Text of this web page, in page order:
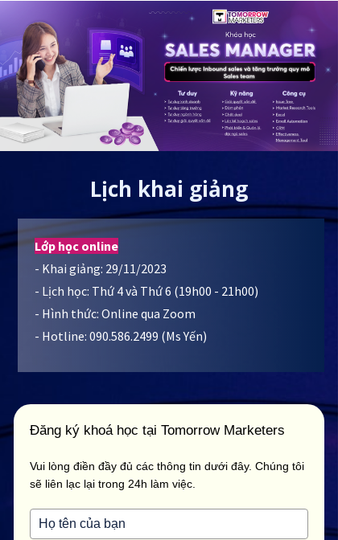
Lịch khai giảng
Lớp học online
- Khai giảng: 29/11/2023
- Lịch học: Thứ 4 và Thứ 6 (19h00 - 21h00)
- Hình thức: Online qua Zoom
- Hotline: 090.586.2499 (Ms Yến)
Đăng ký khoá học tại Tomorrow Marketers
Vui lòng điền đầy đủ các thông tin dưới đây. Chúng tôi
sẽ liên lạc lại trong 24h làm việc.